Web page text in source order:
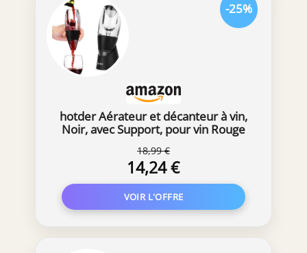
hotder Aérateur et décanteur à vin,
Noir, avec Support, pour vin Rouge
18,99 €
14,24 €
-25%